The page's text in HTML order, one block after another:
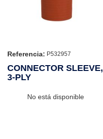
Referencia: P532957
CONNECTOR SLEEVE,
3-PLY
No está disponible